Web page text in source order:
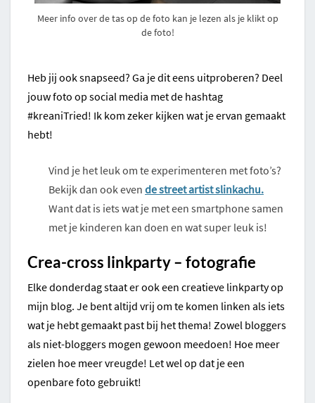
Meer info over de tas op de foto kan je lezen als je klikt op
de foto!
Heb jij ook snapseed? Ga je dit eens uitproberen? Deel
jouw foto op social media met de hashtag
#kreaniTried! Ik kom zeker kijken wat je ervan gemaakt
hebt!
Vind je het leuk om te experimenteren met foto’s?
Bekijk dan ook even de street artist slinkachu.
Want dat is iets wat je met een smartphone samen
met je kinderen kan doen en wat super leuk is!
Crea-cross linkparty – fotografie
Elke donderdag staat er ook een creatieve linkparty op
mijn blog. Je bent altijd vrij om te komen linken als iets
wat je hebt gemaakt past bij het thema! Zowel bloggers
als niet-bloggers mogen gewoon meedoen! Hoe meer
zielen hoe meer vreugde! Let wel op dat je een
openbare foto gebruikt!